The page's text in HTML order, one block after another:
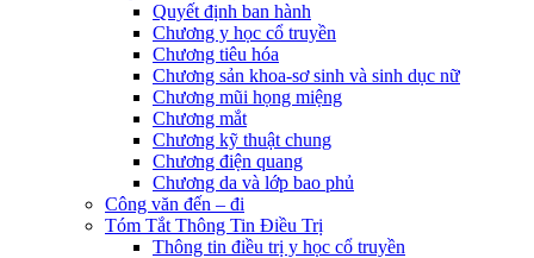
Quyết định ban hành
Chương y học cổ truyền
Chương tiêu hóa
Chương sản khoa-sơ sinh và sinh dục nữ
Chương mũi họng miệng
Chương mắt
Chương kỹ thuật chung
Chương điện quang
Chương da và lớp bao phủ
Công văn đến – đi
Tóm Tắt Thông Tin Điều Trị
Thông tin điều trị y học cổ truyền